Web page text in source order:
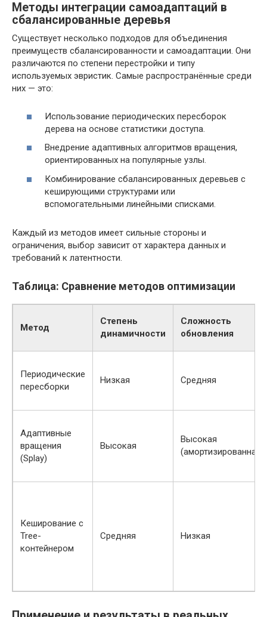
Методы интеграции самоадаптаций в
сбалансированные деревья
Существует несколько подходов для объединения
преимуществ сбалансированности и самоадаптации. Они
различаются по степени перестройки и типу
используемых эвристик. Самые распространённые среди
них — это:
Использование периодических пересборок
дерева на основе статистики доступа.
Внедрение адаптивных алгоритмов вращения,
ориентированных на популярные узлы.
Комбинирование сбалансированных деревьев с
кеширующими структурами или
вспомогательными линейными списками.
Каждый из методов имеет сильные стороны и
ограничения, выбор зависит от характера данных и
требований к латентности.
Таблица: Сравнение методов оптимизации
Метод
Степень
динамичности
Сложность
обновления
Периодические
пересборки
Низкая Средняя
Адаптивные
вращения
(Splay)
Высокая
Высокая
(амортизированная)
Кеширование с
Tree-
контейнером
Средняя Низкая